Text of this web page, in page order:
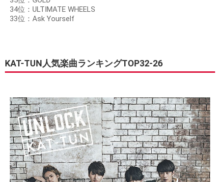
34位：ULTIMATE WHEELS
33位：Ask Yourself
KAT-TUN人気楽曲ランキングTOP32-26